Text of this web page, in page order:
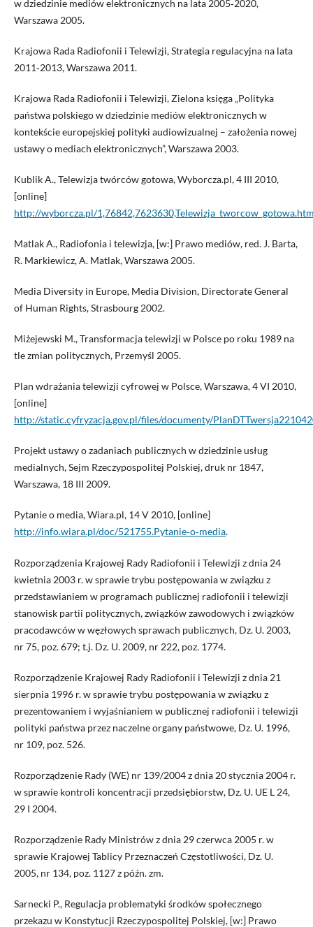
w dziedzinie mediów elektronicznych na lata 2005‑2020,
Warszawa 2005.
Krajowa Rada Radiofonii i Telewizji, Strategia regulacyjna na lata
2011‑2013, Warszawa 2011.
Krajowa Rada Radiofonii i Telewizji, Zielona księga „Polityka
państwa polskiego w dziedzinie mediów elektronicznych w
kontekście europejskiej polityki audiowizualnej – założenia nowej
ustawy o mediach elektronicznych”, Warszawa 2003.
Kublik A., Telewizja twórców gotowa, Wyborcza.pl, 4 III 2010,
[online]
http://wyborcza.pl/
Matlak A., Radiofonia i telewizja, [w:] Prawo mediów, red. J. Barta,
R. Markiewicz, A. Matlak, Warszawa 2005.
Media Diversity in Europe, Media Division, Directorate General
of Human Rights, Strasbourg 2002.
Miżejewski M., Transformacja telewizji w Polsce po roku 1989 na
tle zmian politycznych, Przemyśl 2005.
Plan wdrażania telewizji cyfrowej w Polsce, Warszawa, 4 VI 2010,
[online]
http://static.cyfryzacja.gov.pl/files/documenty/
Projekt ustawy o zadaniach publicznych w dziedzinie usług
medialnych, Sejm Rzeczypospolitej Polskiej, druk nr 1847,
Warszawa, 18 III 2009.
Pytanie o media, Wiara.pl, 14 V 2010, [online]
http://info.wiara.pl/doc/521755.Pytanie‑o‑media.
Rozporządzenia Krajowej Rady Radiofonii i Telewizji z dnia 24
kwietnia 2003 r. w sprawie trybu postępowania w związku z
przedstawianiem w programach publicznej radiofonii i telewizji
stanowisk partii politycznych, związków zawodowych i związków
pracodawców w węzłowych sprawach publicznych, Dz. U. 2003,
nr 75, poz. 679; t.j. Dz. U. 2009, nr 222, poz. 1774.
Rozporządzenie Krajowej Rady Radiofonii i Telewizji z dnia 21
sierpnia 1996 r. w sprawie trybu postępowania w związku z
prezentowaniem i wyjaśnianiem w publicznej radiofonii i telewizji
polityki państwa przez naczelne organy państwowe, Dz. U. 1996,
nr 109, poz. 526.
Rozporządzenie Rady (WE) nr 139/2004 z dnia 20 stycznia 2004 r.
w sprawie kontroli koncentracji przedsiębiorstw, Dz. U. UE L 24,
29 I 2004.
Rozporządzenie Rady Ministrów z dnia 29 czerwca 2005 r. w
sprawie Krajowej Tablicy Przeznaczeń Częstotliwości, Dz. U.
2005, nr 134, poz. 1127 z późn. zm.
Sarnecki P., Regulacja problematyki środków społecznego
przekazu w Konstytucji Rzeczypospolitej Polskiej, [w:] Prawo